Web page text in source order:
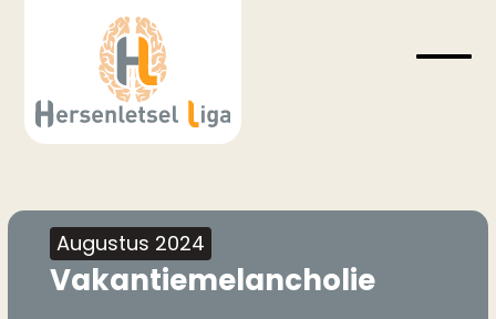
Vakantiemelancholie
Augustus 2024